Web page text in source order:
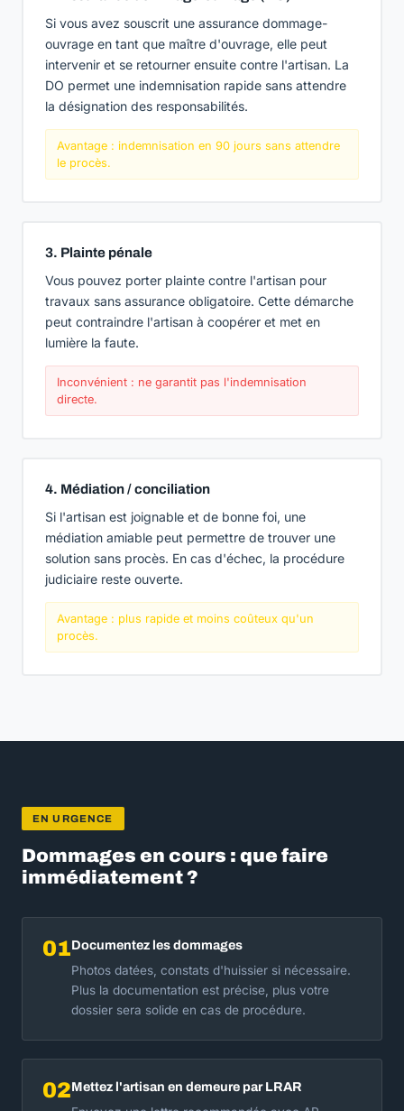
Si vous avez souscrit une assurance dommage-
ouvrage en tant que maître d'ouvrage, elle peut
intervenir et se retourner ensuite contre l'artisan. La
DO permet une indemnisation rapide sans attendre
la désignation des responsabilités.
Avantage : indemnisation en 90 jours sans attendre
le procès.
3. Plainte pénale
Vous pouvez porter plainte contre l'artisan pour
travaux sans assurance obligatoire. Cette démarche
peut contraindre l'artisan à coopérer et met en
lumière la faute.
Inconvénient : ne garantit pas l'indemnisation
directe.
4. Médiation / conciliation
Si l'artisan est joignable et de bonne foi, une
médiation amiable peut permettre de trouver une
solution sans procès. En cas d'échec, la procédure
judiciaire reste ouverte.
Avantage : plus rapide et moins coûteux qu'un
procès.
EN URGENCE
Dommages en cours : que faire
immédiatement ?
01Documentez les dommages
Photos datées, constats d'huissier si nécessaire.
Plus la documentation est précise, plus votre
dossier sera solide en cas de procédure.
02Mettez l'artisan en demeure par LRAR